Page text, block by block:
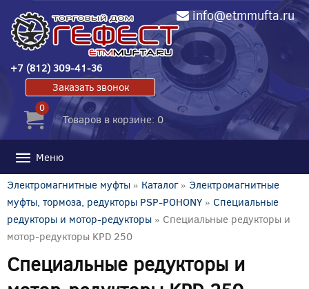
info@etmmufta.ru
+7 (812) 309-41-36
Заказать звонок
0
Товаров в корзине: 0
Меню
Электромагнитные муфты » Каталог» Электромагнитные
муфты, тормоза, редукторы PSP-POHONY » Специальные
редукторы и мотор-редукторы » Специальные редукторы и
мотор-редукторы KPD 250
Специальные редукторы и